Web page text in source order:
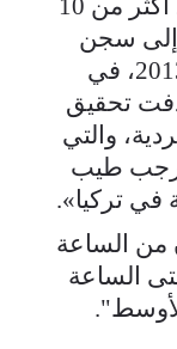
إلى سجن
إيمرالي، للقائه في مارس (آذار) 2013، في
تحقيق
والتي
رجب طيب
في تركيا».
من الساعة
الساعة